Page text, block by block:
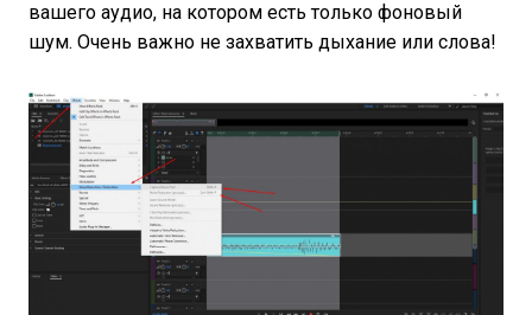
вашего аудио, на котором есть только фоновый
шум. Очень важно не захватить дыхание или слова!